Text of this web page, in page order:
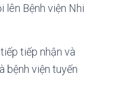
lên Bệnh viện Nhi
tiếp nhận và
bệnh viện tuyến